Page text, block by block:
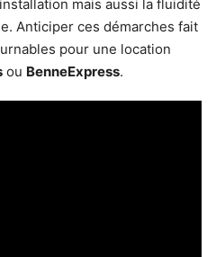
mais aussi la fluidité
Anticiper ces démarches fait
pour une location
ou BenneExpress.